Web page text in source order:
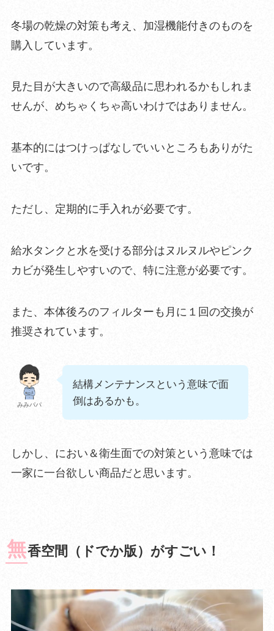
冬場の乾燥の対策も考え、加湿機能付きのものを
購入しています。
見た目が大きいので高級品に思われるかもしれま
せんが、めちゃく ちゃ高いわけではありません。
基本的にはつけっぱなしでいい ところもありがた
いです。
ただし、 定期的に手入れが必要です。
給水タンクと水を受ける部分はヌルヌルやピンク
カビが発生しやすいので、特に注意が必要です。
また、本体後ろのフィルターも月に１回の交換が
推奨されています。
みみパパ
結構メンテナンスという意味で面
倒はあるかも。
しかし、 におい＆衛生面での対策という意味では
一家に一台欲しい商品だと思います。
無香空間（ドでか版）がすごい！